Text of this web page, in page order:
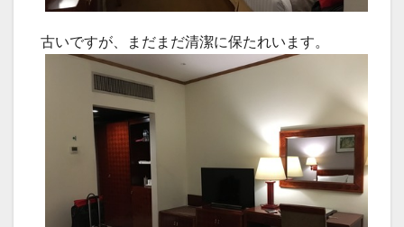
古いですが、まだまだ清潔に保たれいます。